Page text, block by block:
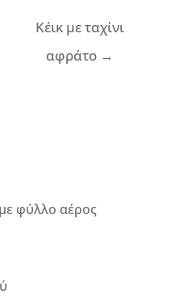
Κέικ με ταχίνι
αφράτο →
φύλλο αέρος